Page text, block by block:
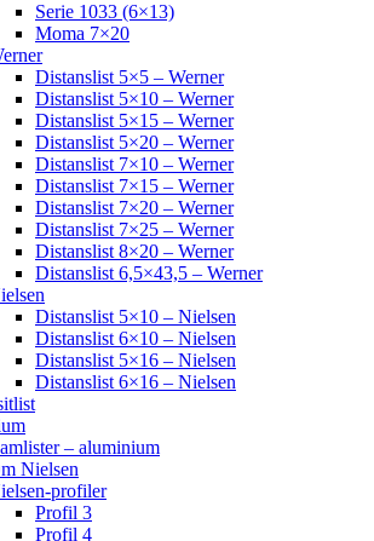
Serie 1033 (6×13)
Moma 7×20
Distanslist 5×5 – Werner
Distanslist 5×10 – Werner
Distanslist 5×15 – Werner
Distanslist 5×20 – Werner
Distanslist 7×10 – Werner
Distanslist 7×15 – Werner
Distanslist 7×20 – Werner
Distanslist 7×25 – Werner
Distanslist 8×20 – Werner
Distanslist 6,5×43,5 – Werner
Distanslist 5×10 – Nielsen
Distanslist 6×10 – Nielsen
Distanslist 5×16 – Nielsen
Distanslist 6×16 – Nielsen
– aluminium
Nielsen
profiler
Profil 3
Profil 4